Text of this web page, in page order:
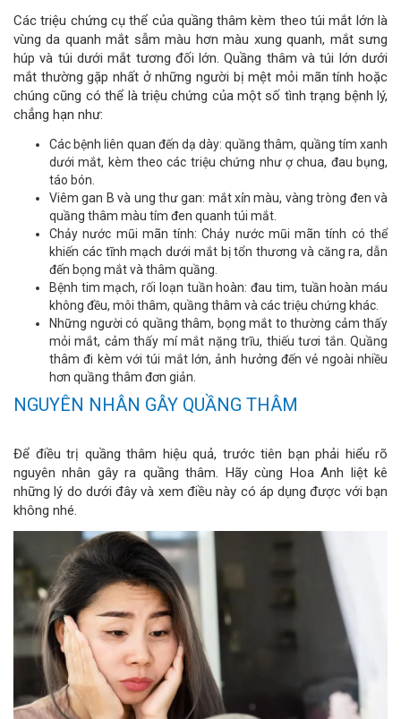
Các triệu chứng cụ thể của quầng thâm kèm theo túi mắt lớn là
vùng da quanh mắt sẫm màu hơn màu xung quanh, mắt sưng
húp và túi dưới mắt tương đối lớn. Quầng thâm và túi lớn dưới
mắt thường gặp nhất ở những người bị mệt mỏi mãn tính hoặc
chúng cũng có thể là triệu chứng của một số tình trạng bệnh lý,
chẳng hạn như:
Các bệnh liên quan đến dạ dày: quầng thâm, quầng tím xanh
dưới mắt, kèm theo các triệu chứng như ợ chua, đau bụng,
táo bón.
Viêm gan B và ung thư gan: mắt xỉn màu, vàng tròng đen và
quầng thâm màu tím đen quanh túi mắt.
Chảy nước mũi mãn tính: Chảy nước mũi mãn tính có thể
khiến các tĩnh mạch dưới mắt bị tổn thương và căng ra, dẫn
đến bọng mắt và thâm quầng.
Bệnh tim mạch, rối loạn tuần hoàn: đau tim, tuần hoàn máu
không đều, môi thâm, quầng thâm và các triệu chứng khác.
Những người có quầng thâm, bọng mắt to thường cảm thấy
mỏi mắt, cảm thấy mí mắt nặng trĩu, thiếu tươi tắn. Quầng
thâm đi kèm với túi mắt lớn, ảnh hưởng đến vẻ ngoài nhiều
hơn quầng thâm đơn giản.
NGUYÊN NHÂN GÂY QUẦNG THÂM
Để điều trị quầng thâm hiệu quả, trước tiên bạn phải hiểu rõ
nguyên nhân gây ra quầng thâm. Hãy cùng Hoa Anh liệt kê
những lý do dưới đây và xem điều này có áp dụng được với bạn
không nhé.